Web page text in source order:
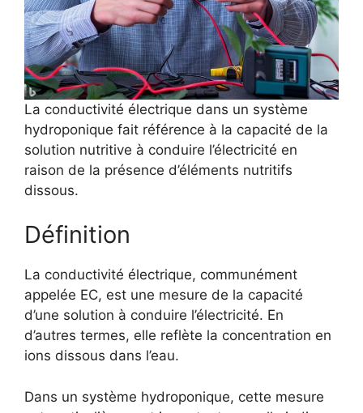
La conductivité électrique dans un système
hydroponique fait référence à la capacité de la
solution nutritive à conduire l’électricité en
raison de la présence d’éléments nutritifs
dissous.
Définition
La conductivité électrique, communément
appelée EC, est une mesure de la capacité
d’une solution à conduire l’électricité. En
d’autres termes, elle reflète la concentration en
ions dissous dans l’eau.
Dans un système hydroponique, cette mesure